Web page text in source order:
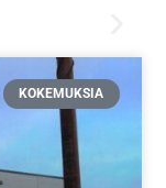
KOKEMUKSIA